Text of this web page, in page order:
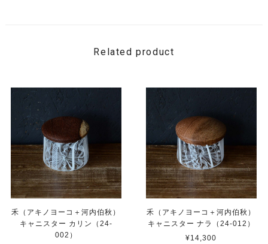
Related product
禾（アキノヨーコ＋河内伯秋）
キャニスター カリン（24-
002）
禾（アキノヨーコ＋河内伯秋）
キャニスター ナラ（24-012）
¥14,300